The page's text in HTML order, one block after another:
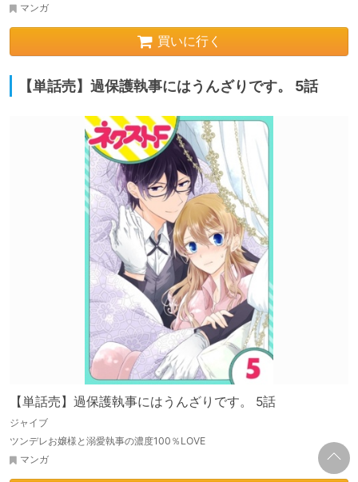
マンガ
買いに行く
【単話売】過保護執事にはうんざりです。 5話
【単話売】過保護執事にはうんざりです。 5話
ジャイブ
ツンデレお嬢様と溺愛執事の濃度100％LOVE
マンガ